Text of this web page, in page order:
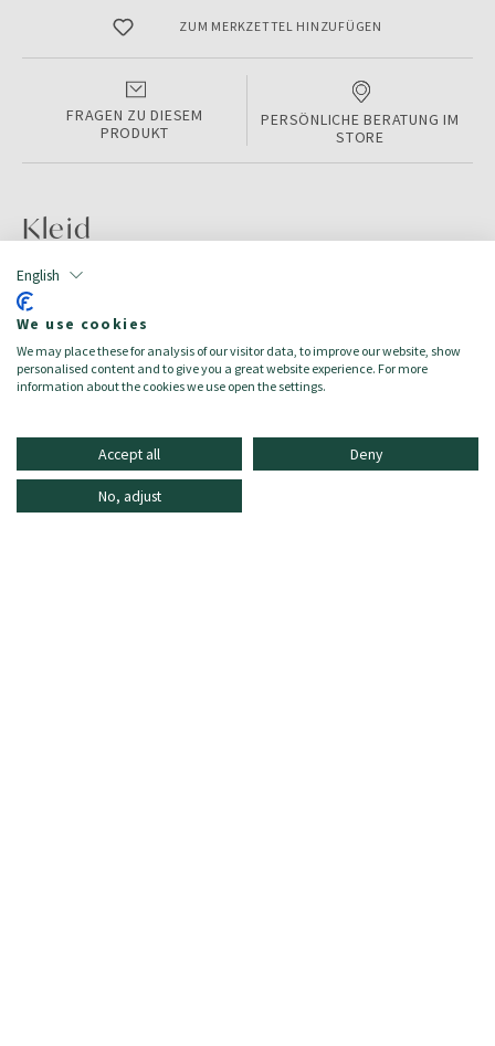
English
We use cookies
We may place these for analysis of our visitor data, to improve our website, show
personalised content and to give you a great website experience. For more
information about the cookies we use open the settings.
Accept all Deny
No, adjust
ZUM MERKZETTEL HINZUFÜGEN
FRAGEN ZU DIESEM
PRODUKT
PERSÖNLICHE BERATUNG IM
STORE
Kleid
PRODUKTINFORMATIONEN
Color: BLACK
Größe: 8
Zielgruppe:Damen/Donna